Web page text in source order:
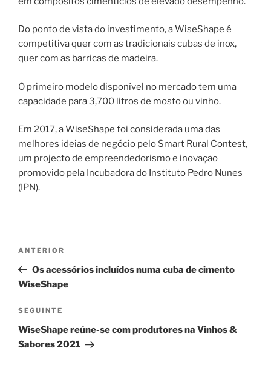
Do ponto de vista do investimento, a WiseShape é
competitiva quer com as tradicionais cubas de inox,
quer com as barricas de madeira.
O primeiro modelo disponível no mercado tem uma
capacidade para 3,700 litros de mosto ou vinho.
Em 2017, a WiseShape foi considerada uma das
melhores ideias de negócio pelo Smart Rural Contest,
um projecto de empreendedorismo e inovação
promovido pela Incubadora do Instituto Pedro Nunes
(IPN).
Navegação
artigos
Conteúdo
anterior
ANTERIOR
Os acessórios incluídos numa cuba de cimento
WiseShape
Conteúdo
seguinte
SEGUINTE
WiseShape reúne-se com produtores na Vinhos &
Sabores 2021